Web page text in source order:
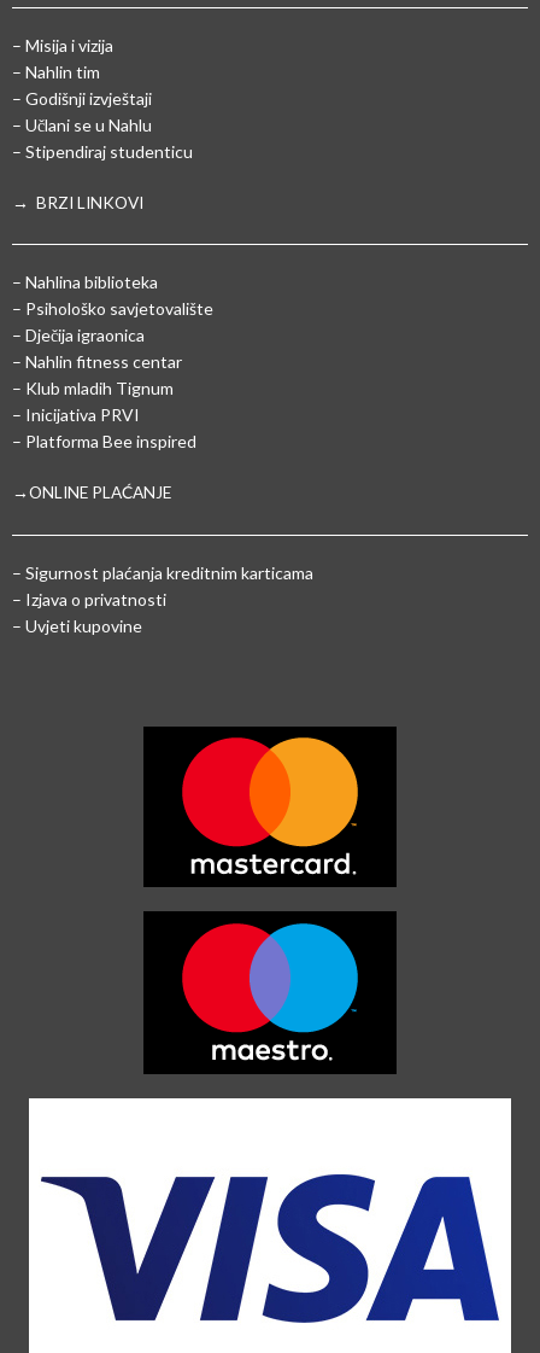
– Misija i vizija
– Nahlin tim
– Godišnji izvještaji
– Učlani se u Nahlu
– Stipendiraj studenticu
→ BRZI LINKOVI
– Nahlina biblioteka
– Psihološko savjetovalište
– Dječija igraonica
– Nahlin fitness centar
– Klub mladih Tignum
– Inicijativa PRVI
– Platforma Bee inspired
→ONLINE PLAĆANJE
– Sigurnost plaćanja kreditnim karticama
– Izjava o privatnosti
– Uvjeti kupovine